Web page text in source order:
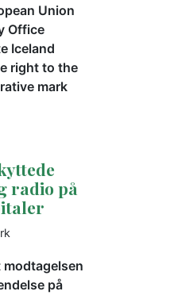
Union
Office
Iceland
right to the
mark
radio på
på